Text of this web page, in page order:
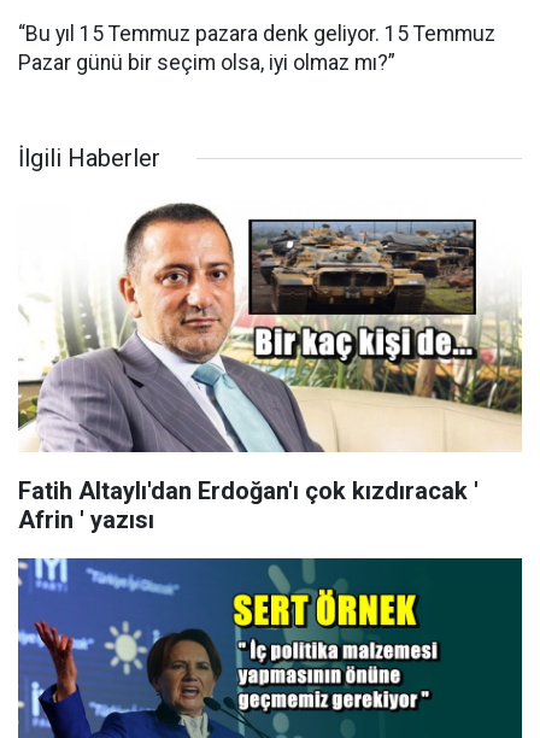
“Bu yıl 15 Temmuz pazara denk geliyor. 15 Temmuz
Pazar günü bir seçim olsa, iyi olmaz mı?”
İlgili Haberler
Fatih Altaylı'dan Erdoğan'ı çok kızdıracak '
Afrin ' yazısı